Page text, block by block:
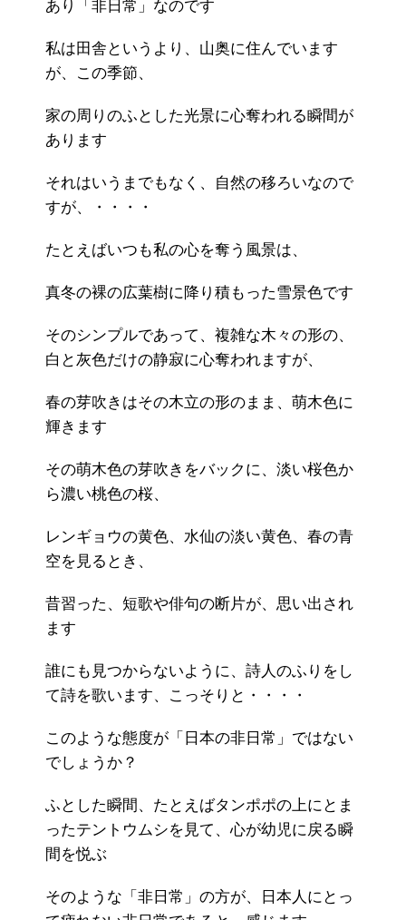
あり「非日常」なのです
私は田舎というより、山奥に住んでいます
が、この季節、
家の周りのふとした光景に心奪われる瞬間が
あります
それはいうまでもなく、自然の移ろいなので
すが、・・・・
たとえばいつも私の心を奪う風景は、
真冬の裸の広葉樹に降り積もった雪景色です
そのシンプルであって、複雑な木々の形の、
白と灰色だけの静寂に心奪われますが、
春の芽吹きはその木立の形のまま、萌木色に
輝きます
その萌木色の芽吹きをバックに、淡い桜色か
ら濃い桃色の桜、
レンギョウの黄色、水仙の淡い黄色、春の青
空を見るとき、
昔習った、短歌や俳句の断片が、思い出され
ます
誰にも見つからないように、詩人のふりをし
て詩を歌います、こっそりと・・・・
このような態度が「日本の非日常」ではない
でしょうか？
ふとした瞬間、たとえばタンポポの上にとま
ったテントウムシを見て、心が幼児に戻る瞬
間を悦ぶ
そのような「非日常」の方が、日本人にとっ